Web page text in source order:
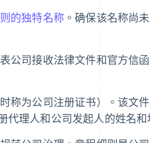
的独特名称 。确保该名称尚
公司接收法律文件和官方信
称为公司注册证书）。该文
理人和公司发起人的姓名和